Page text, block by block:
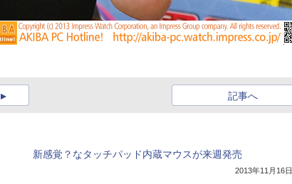
記事へ
新感覚？なタッチパッド内蔵マウスが来週発売
2013年11月16日